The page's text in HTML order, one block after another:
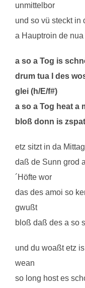
unmittelbor
und so vü steckt in
a Hauptroin de
a so a Tog is
drum tua I des
glei (h/E/f#)
a so a Tog heat a
bloß donn is
etz sitzt in da
daß de Sunn grod
´Höfte wor
das des amoi so
gwußt
bloß daß des a so
und du woaßt etz
wean
so long host es